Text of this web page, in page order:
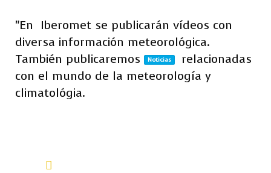
"En
Iberomet se publicarán vídeos con
diversa información meteorológica.
También publicaremos
Noticias
relacionadas
con el mundo de la meteorología y
climatológia.